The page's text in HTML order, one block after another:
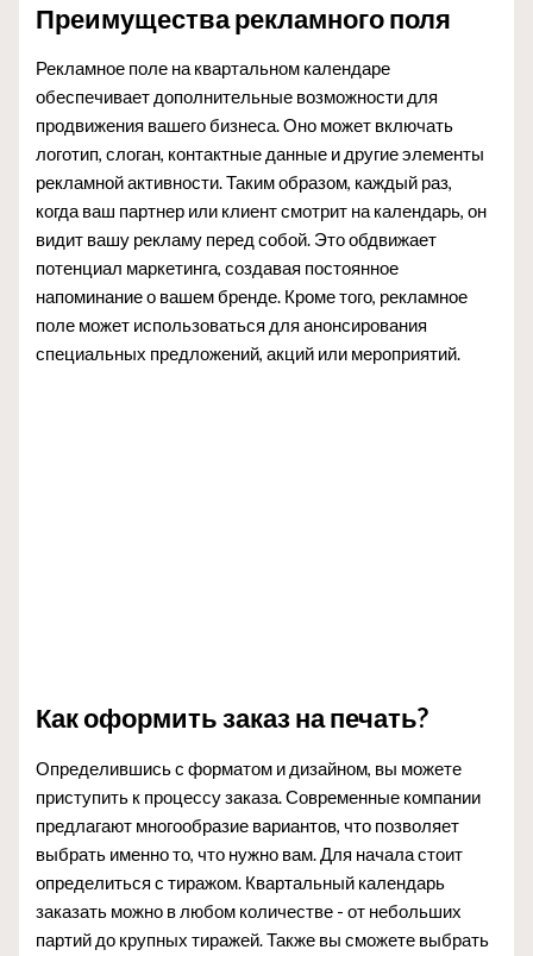
Преимущества рекламного поля
Рекламное поле на квартальном календаре
обеспечивает дополнительные возможности для
продвижения вашего бизнеса. Оно может включать
логотип, слоган, контактные данные и другие элементы
рекламной активности. Таким образом, каждый раз,
когда ваш партнер или клиент смотрит на календарь, он
видит вашу рекламу перед собой. Это обдвижает
потенциал маркетинга, создавая постоянное
напоминание о вашем бренде. Кроме того, рекламное
поле может использоваться для анонсирования
специальных предложений, акций или мероприятий.
Как оформить заказ на печать?
Определившись с форматом и дизайном, вы можете
приступить к процессу заказа. Современные компании
предлагают многообразие вариантов, что позволяет
выбрать именно то, что нужно вам. Для начала стоит
определиться с тиражом. Квартальный календарь
заказать можно в любом количестве - от небольших
партий до крупных тиражей. Также вы сможете выбрать